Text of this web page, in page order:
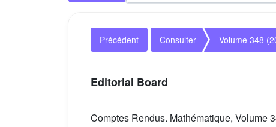
Précédent Consulter Volume 348
Editorial Board
Comptes Rendus. Mathématique, Volume